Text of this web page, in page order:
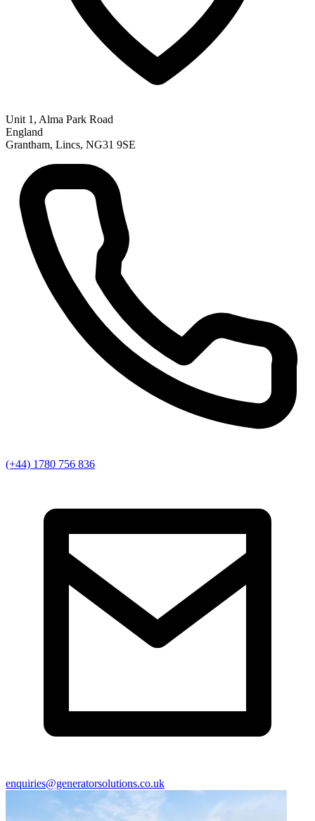
Unit 1, Alma Park Road
England
Grantham, Lincs, NG31 9SE
(+44) 1780 756 836
enquiries@generatorsolutions.co.uk